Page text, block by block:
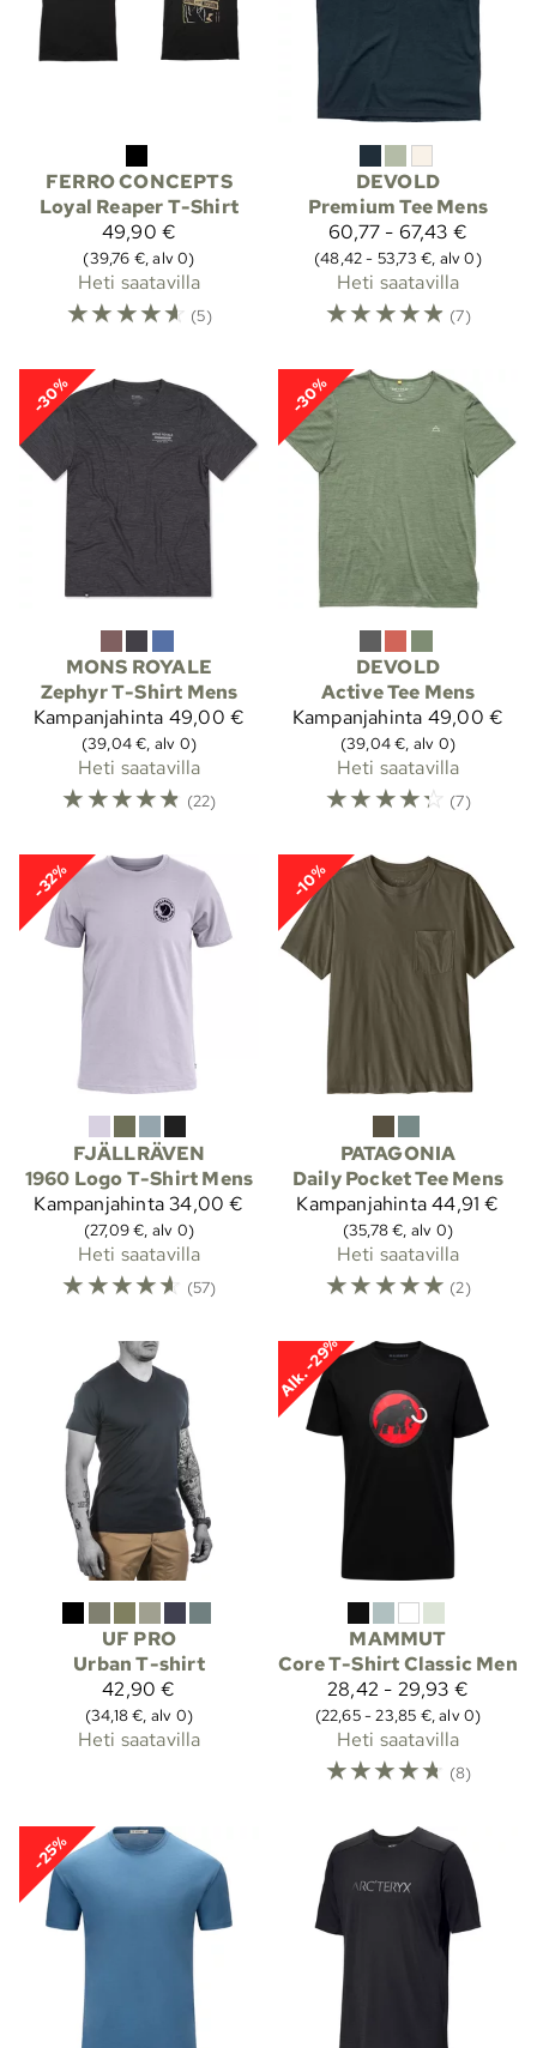
FERRO CONCEPTS
Loyal Reaper T-Shirt
49,90 €
(39,76 €, alv 0)
Heti saatavilla
☆☆☆☆☆ (5)
DEVOLD
Premium Tee Mens
60,77 - 67,43 €
(48,42 - 53,73 €, alv 0)
Heti saatavilla
☆☆☆☆☆ (7)
-30%
MONS ROYALE
Zephyr T-Shirt Mens
Kampanjahinta 49,00 €
(39,04 €, alv 0)
Heti saatavilla
☆☆☆☆☆ (22)
-30%
DEVOLD
Active Tee Mens
Kampanjahinta 49,00 €
(39,04 €, alv 0)
Heti saatavilla
☆☆☆☆☆ (7)
-32%
FJÄLLRÄVEN
1960 Logo T-Shirt Mens
Kampanjahinta34,00 €
(27,09 €, alv 0)
Heti saatavilla
☆☆☆☆☆ (57)
-10%
PATAGONIA
Daily Pocket Tee Mens
Kampanjahinta44,91 €
(35,78 €, alv 0)
Heti saatavilla
☆☆☆☆☆ (2)
UF PRO
Urban T-shirt
42,90 €
(34,18 €, alv 0)
Heti saatavilla
Alk. -29%
MAMMUT
Core T-Shirt Classic Men
28,42 - 29,93 €
(22,65 - 23,85 €, alv 0)
Heti saatavilla
☆☆☆☆☆ (8)
-25%